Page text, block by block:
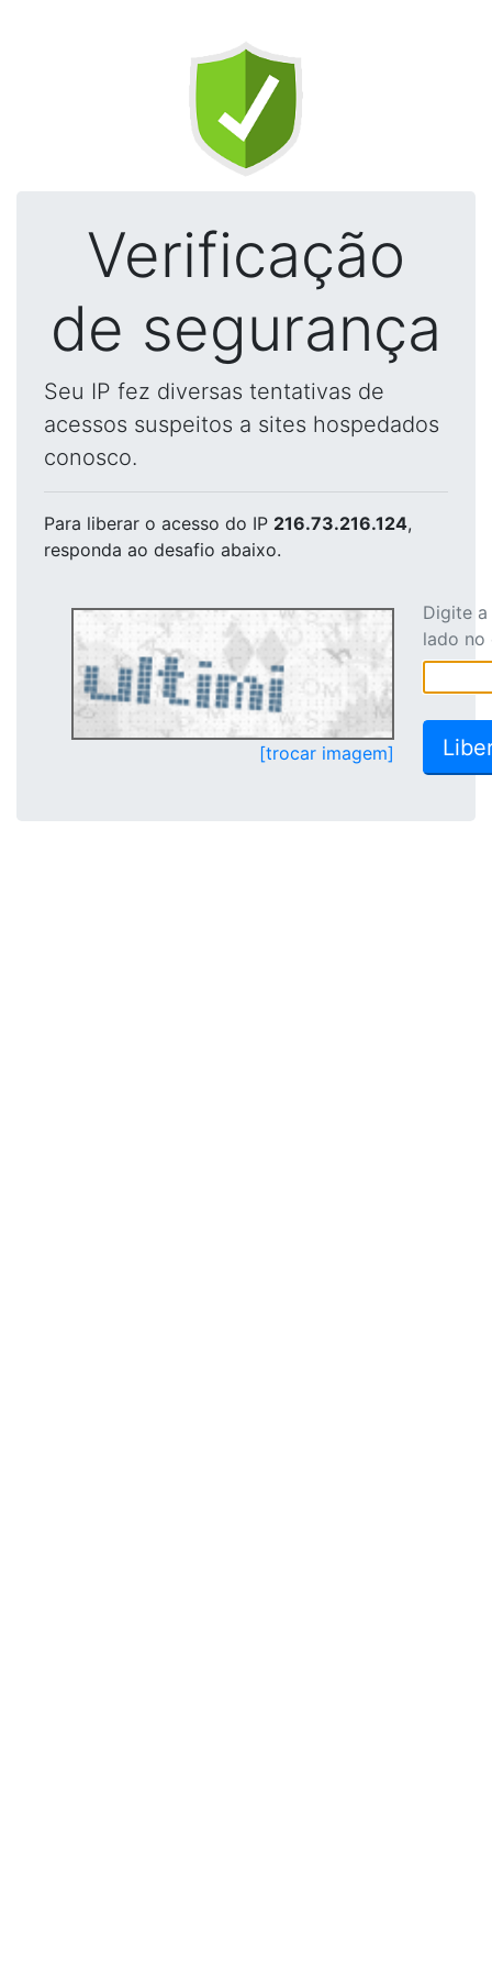
Verificação
de segurança
Seu IP fez diversas tentativas de
acessos suspeitos a sites hospedados
conosco.
Para liberar o acesso do IP 216.73.216.124,
responda ao desafio abaixo.
[trocar imagem]
Digite
lado no